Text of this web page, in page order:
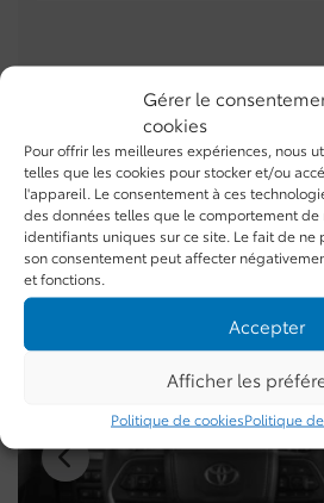
Gérer le
cookies
Pour offrir les meilleures expériences, nous
telles que les cookies pour stocker et/ou
l'appareil. Le consentement à ces
des données telles que le comportement de
identifiants uniques sur ce site. Le fait de ne
son consentement peut affecter
et fonctions.
Accepter
Afficher les
Politique de cookiesPolitique
INTÉRIEUR:4 ROUES MOTRICES